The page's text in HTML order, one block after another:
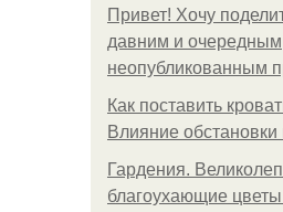
Привет! Хочу
давним и очередным
неопубликованным
Как поставить
Влияние обстановки
Гардения.
благоухающие